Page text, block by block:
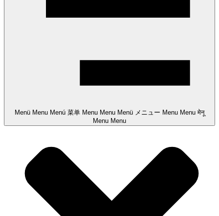
Menü Menu Menú 菜单 Menu Menu Menü メニュー Menu Menu मेनू
Menu Menu